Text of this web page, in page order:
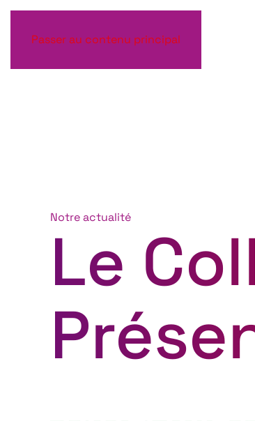
Passer au contenu principal
Notre actualité
Le